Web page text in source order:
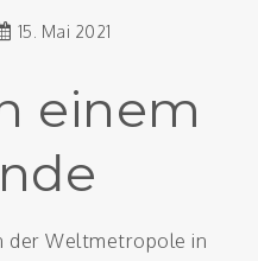
15. Mai 2021
einem
der Weltmetropole in